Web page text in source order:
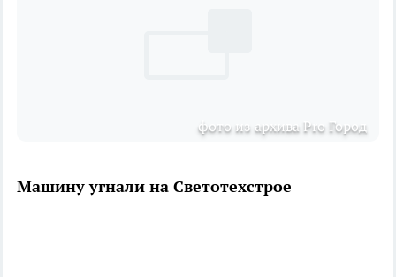
фото из архива Pro Город
Машину угнали на Светотехстрое